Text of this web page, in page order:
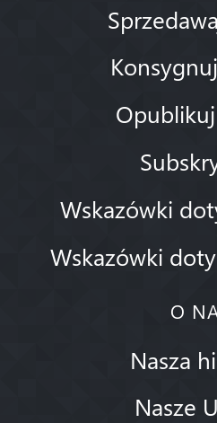
Wskazówki
Wskazówki
O
Nasza
Nasze